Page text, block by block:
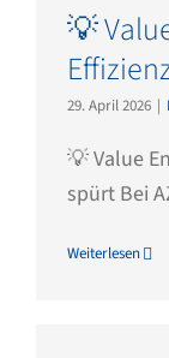
💡
29. April 2026 |
💡 Value
spürt Bei
Weiterlesen